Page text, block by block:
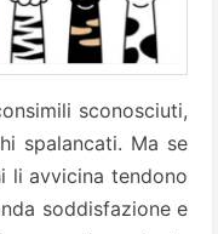
sconosciuti,
spalancati. Ma se
li avvicina tendono
soddisfazione e